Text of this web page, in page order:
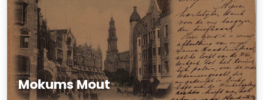
Mokums Mout